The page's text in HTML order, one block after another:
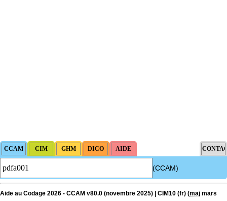
(CCAM)
Aide au Codage 2026 - CCAM v80.0 (novembre 2025) | CIM10 (fr) (maj mars